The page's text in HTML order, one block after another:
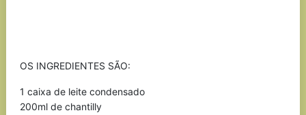
OS INGREDIENTES SÃO:
1 caixa de leite condensado
200ml de chantilly